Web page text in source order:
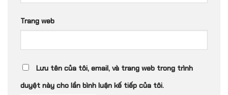
Trang web
Lưu tên của tôi, email, và trang web trong trình
duyệt này cho lần bình luận kế tiếp của tôi.